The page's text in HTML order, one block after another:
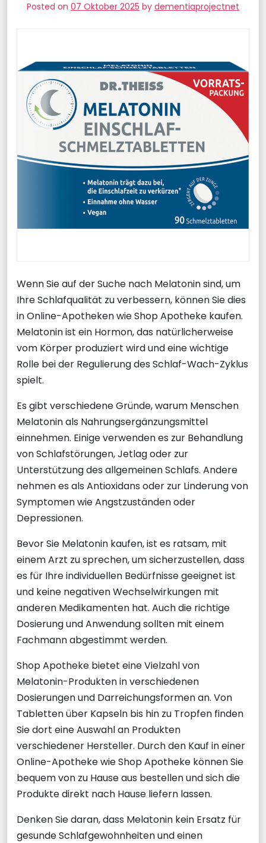
Posted on 07 Oktober 2025 by dementiaprojectnet
Wenn Sie auf der Suche nach Melatonin sind, um
Ihre Schlafqualität zu verbessern, können Sie dies
in Online-Apotheken wie Shop Apotheke kaufen.
Melatonin ist ein Hormon, das natürlicherweise
vom Körper produziert wird und eine wichtige
Rolle bei der Regulierung des Schlaf-Wach-Zyklus
spielt.
Es gibt verschiedene Gründe, warum Menschen
Melatonin als Nahrungsergänzungsmittel
einnehmen. Einige verwenden es zur Behandlung
von Schlafstörungen, Jetlag oder zur
Unterstützung des allgemeinen Schlafs. Andere
nehmen es als Antioxidans oder zur Linderung von
Symptomen wie Angstzuständen oder
Depressionen.
Bevor Sie Melatonin kaufen, ist es ratsam, mit
einem Arzt zu sprechen, um sicherzustellen, dass
es für Ihre individuellen Bedürfnisse geeignet ist
und keine negativen Wechselwirkungen mit
anderen Medikamenten hat. Auch die richtige
Dosierung und Anwendung sollten mit einem
Fachmann abgestimmt werden.
Shop Apotheke bietet eine Vielzahl von
Melatonin-Produkten in verschiedenen
Dosierungen und Darreichungsformen an. Von
Tabletten über Kapseln bis hin zu Tropfen finden
Sie dort eine Auswahl an Produkten
verschiedener Hersteller. Durch den Kauf in einer
Online-Apotheke wie Shop Apotheke können Sie
bequem von zu Hause aus bestellen und sich die
Produkte direkt nach Hause liefern lassen.
Denken Sie daran, dass Melatonin kein Ersatz für
gesunde Schlafgewohnheiten und einen